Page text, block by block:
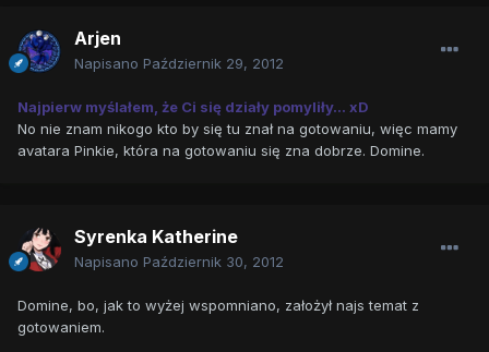
Arjen
Napisano Październik 29, 2012
Najpierw myślałem, że Ci się działy pomyliły... xD
No nie znam nikogo kto by się tu znał na gotowaniu, więc mamy
avatara Pinkie, która na gotowaniu się zna dobrze. Domine.
Syrenka Katherine
Napisano Październik 30, 2012
Domine, bo, jak to wyżej wspomniano, założył najs temat z
gotowaniem.